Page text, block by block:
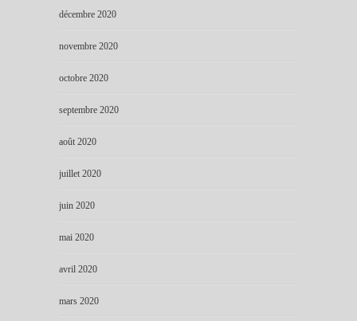
décembre 2020
novembre 2020
octobre 2020
septembre 2020
août 2020
juillet 2020
juin 2020
mai 2020
avril 2020
mars 2020